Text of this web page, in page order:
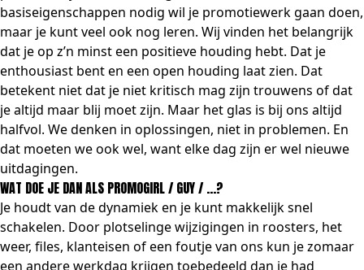
basiseigenschappen nodig wil je promotiewerk gaan doen,
maar je kunt veel ook nog leren. Wij vinden het belangrijk
dat je op z’n minst een positieve houding hebt. Dat je
enthousiast bent en een open houding laat zien. Dat
betekent niet dat je niet kritisch mag zijn trouwens of dat
je altijd maar blij moet zijn. Maar het glas is bij ons altijd
halfvol. We denken in oplossingen, niet in problemen. En
dat moeten we ook wel, want elke dag zijn er wel nieuwe
uitdagingen.
WAT DOE JE DAN ALS PROMOGIRL / GUY / …?
Je houdt van de dynamiek en je kunt makkelijk snel
schakelen. Door plotselinge wijzigingen in roosters, het
weer, files, klanteisen of een foutje van ons kun je zomaar
een andere werkdag krijgen toebedeeld dan je had